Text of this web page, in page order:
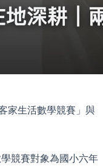
家生活數學競賽」與
競賽對象為國小六年